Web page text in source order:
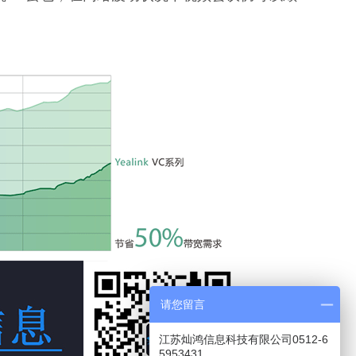
请您留言
江苏灿鸿信息科技有限公司0512-6